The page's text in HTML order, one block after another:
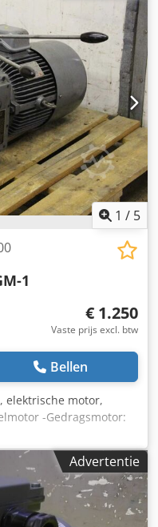
1 / 5
1
€ 1.250
Vaste prijs excl. btw
Bellen
elektrische motor,
-Gedragsmotor:
draaibank -Motor:
3,7 kW -motortoerental:
Hjwa -Gearbox: Suga
16 trappen: 145 -1600
Afmetingen:
Advertentie